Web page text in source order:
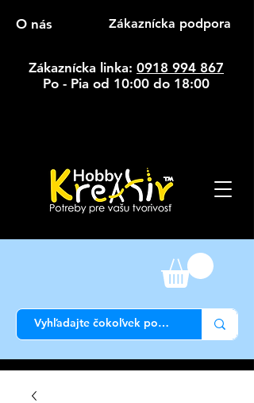
O nás Zákaznícka podpora
Zákaznícka linka: 0918 994 867
Po - Pia od 10:00 do 18:00